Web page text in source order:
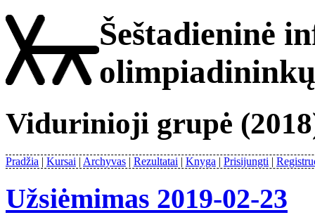
Šeštadieninė
Vidurinioji grupė
Pradžia Kursai Archyvas Rezultatai Knyga Prisijungti
Užsiėmimas 2019-02-23